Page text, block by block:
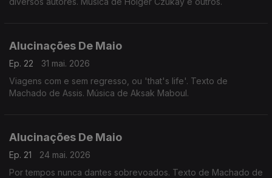
Alucinações De Maio
Ep. 22
31 mai. 2026
Viagens com e sem regresso, ou 'that's life'. Texto de
Machado de Assis. Música de Aksak Maboul.
Alucinações De Maio
Ep. 21
24 mai. 2026
Por tempos nunca dantes sobrevoados. Texto de Machado de